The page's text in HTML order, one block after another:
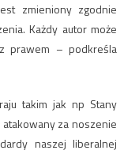
zmieniony zgodnie
Każdy autor może
prawem – podkreśla
takim jak np Stany
za noszenie
naszej liberalnej